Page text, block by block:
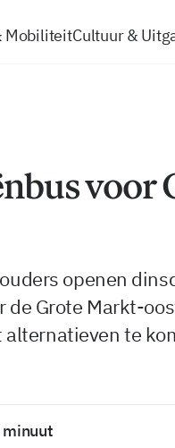
MobiliteitCultuur &
voor
openen
de Grote Markt-
te